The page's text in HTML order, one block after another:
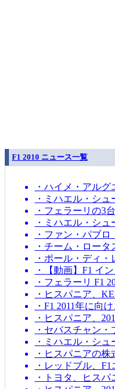
F1 2010 ニュース一覧
・ハイメ・アル
・ミハエル・シ
・フェラーリの3
・ミハエル・シ
・ファン・パブ
・チーム・ロー
・ポール・ディ
・【動画】F1 イ
・フェラーリ F1
・ヒスパニア、
・F1 2011年に向
・ヒスパニア、
・セバスチャン
・ミハエル・シ
・ヒスパニアの
・レッドブル、
・トヨタ、ヒス